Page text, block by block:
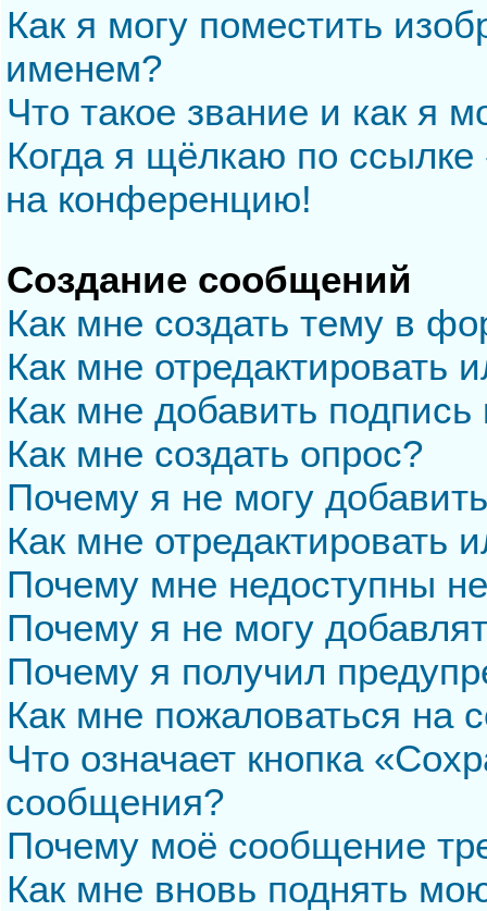
Как я могу поместить
именем?
Что такое звание и как я
Когда я щёлкаю по
на конференцию!
Создание сообщений
Как мне создать тему в
Как мне отредактировать
Как мне добавить
Как мне создать опрос?
Почему я не могу
Как мне отредактировать
Почему мне недоступны
Почему я не могу
Почему я получил
Как мне пожаловаться на
Что означает кнопка
сообщения?
Почему моё сообщение
Как мне вновь поднять